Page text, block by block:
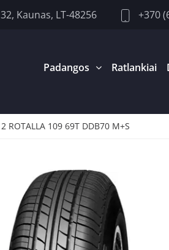
Kaunas, LT-48256 +370
Padangos Ratlankiai
ROTALLA 109 69T DDB70 M+S